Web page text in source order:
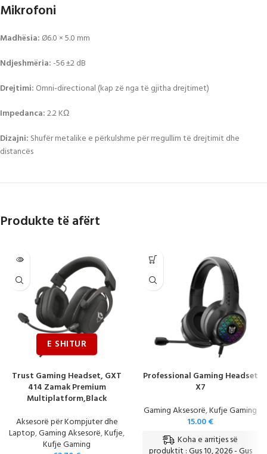
Mikrofoni
Madhësia: Ø6.0 × 5.0 mm
Ndjeshmëria:-56 ±2 dB
Drejtimi: Omni-directional (kap zë nga të gjitha drejtimet)
Impedanca:2.2 KΩ
Dizajni: Shufër metalike e përkulshme për rregullim të drejtimit dhe
distancës
Produkte të afërt
Trust Gaming Headset, GXT
414 Zamak Premium
Multiplatform,Black
Aksesorë për Kompjuter dhe
Laptop,Gaming Aksesorë,Kufje,
Kufje Gaming
Professional Gaming Headset
X7
Gaming Aksesorë,Kufje Gaming
15.00€
Koha e arritjes së